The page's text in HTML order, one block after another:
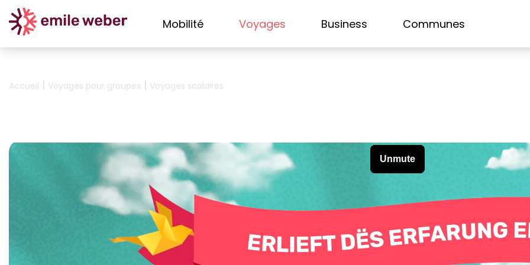
Mobilité Voyages Business Communes
Accueil | Voyages pour groupes | Voyages scolaires